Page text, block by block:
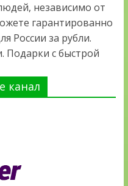
независимо от
гарантированно
России за рубли.
Подарки с быстрой
канал